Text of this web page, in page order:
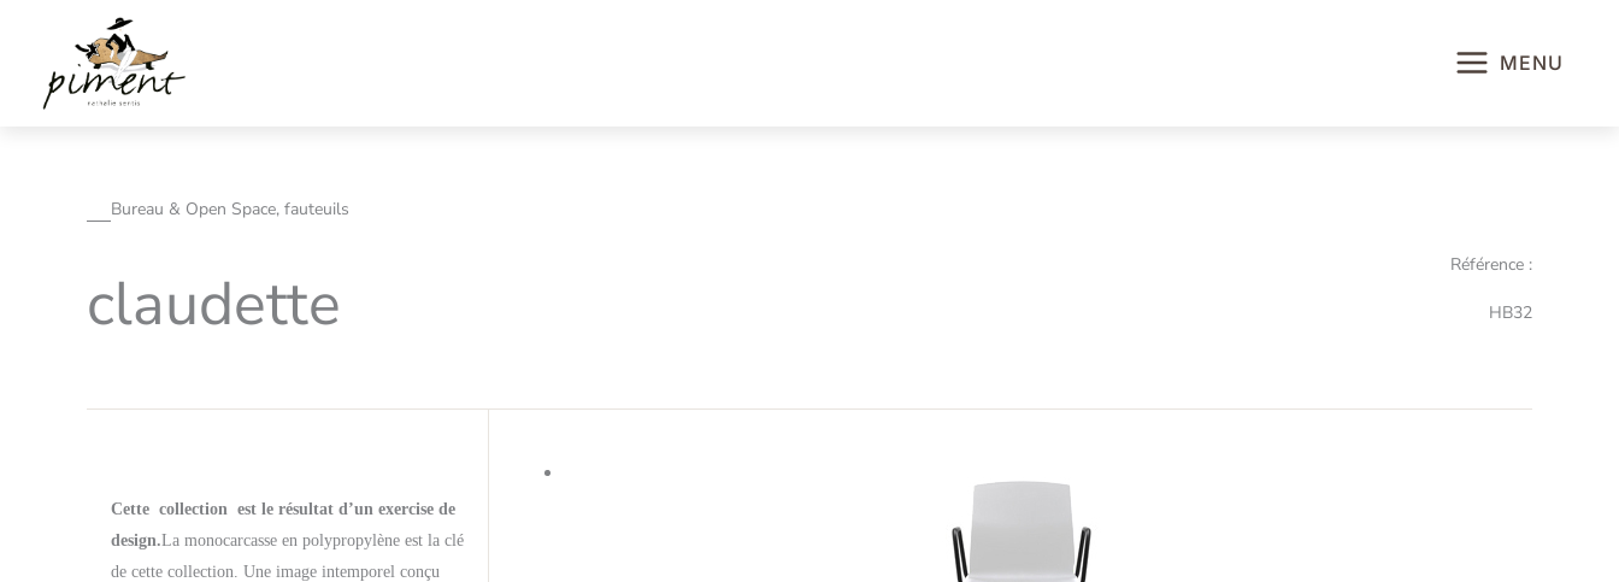
contenu
MENU
Bureau & Open Space, fauteuils
claudette Référence :
HB32
Cette collection est le résultat d’un exercise de
design.La monocarcasse en polypropylène est la clé
de cette collection. Une image intemporel conçu